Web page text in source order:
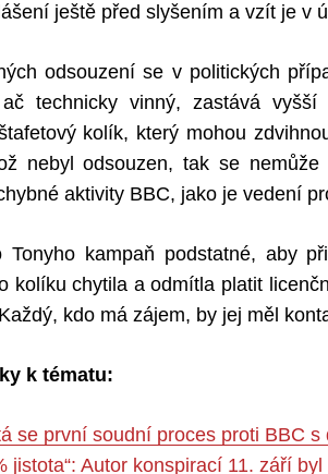
ještě před slyšením a vzít je v
odsouzení se v politických
technicky vinný, zastává
kolík, který mohou
nebyl odsouzen, tak se
aktivity BBC, jako je vedení
Tonyho kampaň podstatné, aby
kolíku chytila a odmítla platit
kdo má zájem, by jej měl
k tématu:
se první soudní proces proti BBC
jistota“: Autor konspirací 11. září